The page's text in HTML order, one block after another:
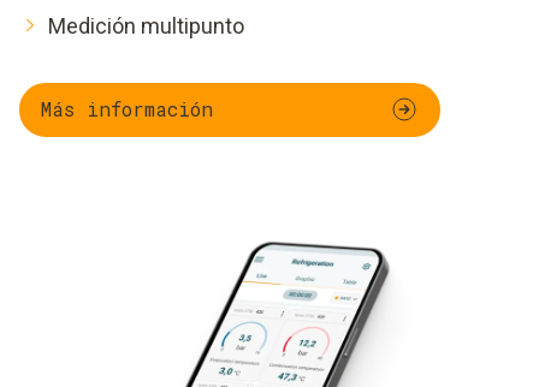
Medición multipunto
Más información